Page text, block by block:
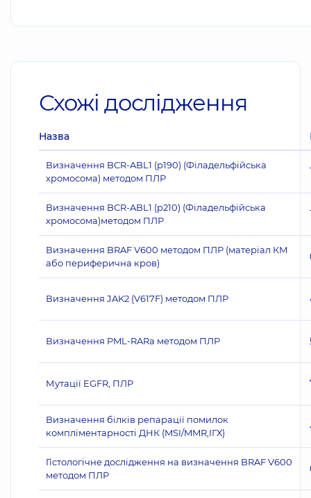
Схожі дослідження
Назва
Визначення BCR-ABL1 (p190) (Філадельфійська
хромосома) методом ПЛР
Визначення BCR-ABL1 (p210) (Філадельфійська
хромосома)методом ПЛР
Визначення BRAF V600 методом ПЛР (матеріал КМ
або периферична кров)
Визначення JAK2 (V617F) методом ПЛР
Визначення PML-RARа методом ПЛР
Мутації EGFR, ПЛР
Визначення білків репарації помилок
компліментарності ДНК (MSI/MMR,ІГХ)
Гістологічне дослідження на визначення BRAF V600
методом ПЛР